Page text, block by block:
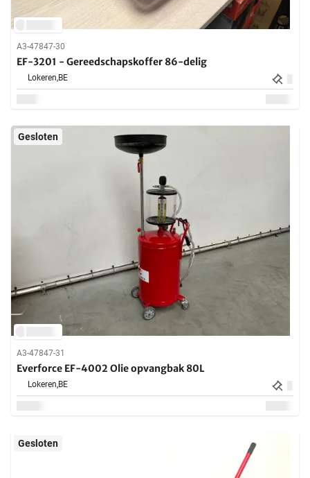
A3-47847-30
EF-3201 - Gereedschapskoffer 86-delig
Lokeren,BE
Gesloten
A3-47847-31
Everforce EF-4002 Olie opvangbak 80L
Lokeren,BE
Gesloten